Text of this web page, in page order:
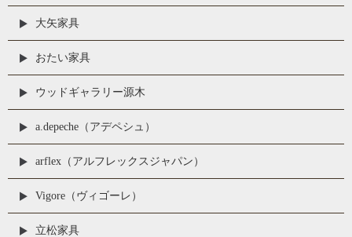
大矢家具
おたい家具
ウッドギャラリー源木
a.depeche（アデペシュ）
arflex（アルフレックスジャパン）
Vigore（ヴィゴーレ）
立松家具